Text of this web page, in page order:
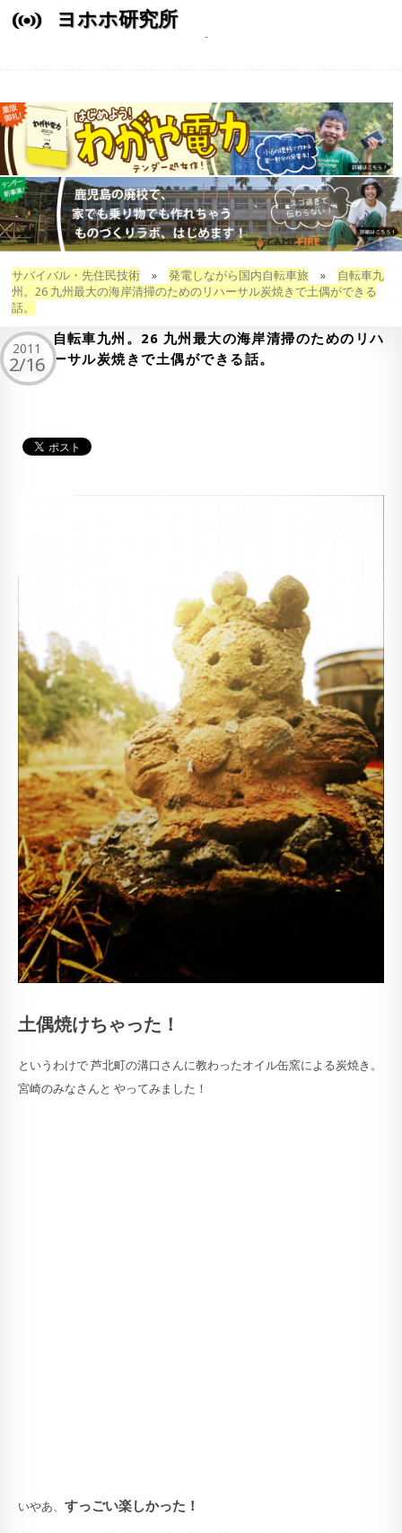
ヨホホ研究所
サバイバル・先住民技術» 発電しながら国内自転車旅 » 自転車九
州。26 九州最大の海岸清掃のためのリハーサル炭焼きで土偶ができる
話。
自転車九州。26 九州最大の海岸清掃のためのリハ
ーサル炭焼きで土偶ができる話。
2011
2/16
土偶焼けちゃった！
というわけで 芦北町の溝口さんに教わったオイル缶窯による炭焼き。
宮崎のみなさんと やってみました！
いやあ、 すっごい楽しかった！